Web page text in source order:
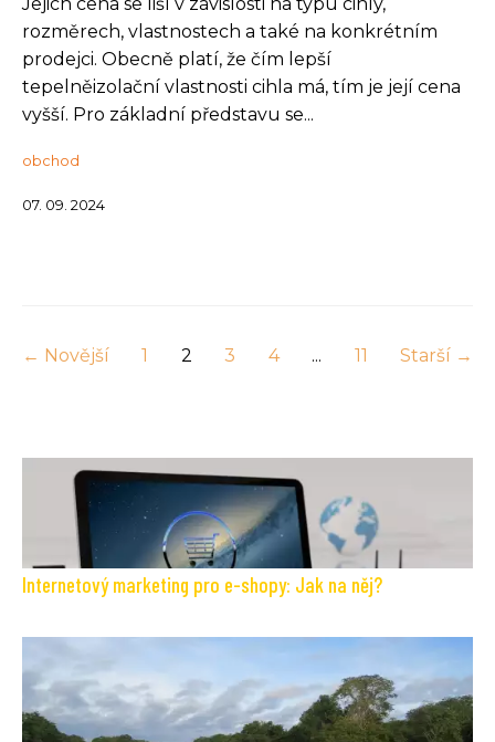
rozměrech, vlastnostech a také na konkrétním
prodejci. Obecně platí, že čím lepší
tepelněizolační vlastnosti cihla má, tím je její cena
vyšší. Pro základní představu se...
obchod
07. 09. 2024
← Novější 1 2 3 4 ... 11 Starší →
Internetový marketing pro e-shopy: Jak na něj?